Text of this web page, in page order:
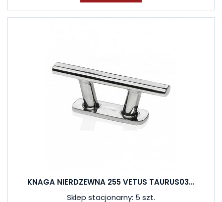
KNAGA NIERDZEWNA 255 VETUS TAURUS03...
Sklep stacjonarny: 5 szt.